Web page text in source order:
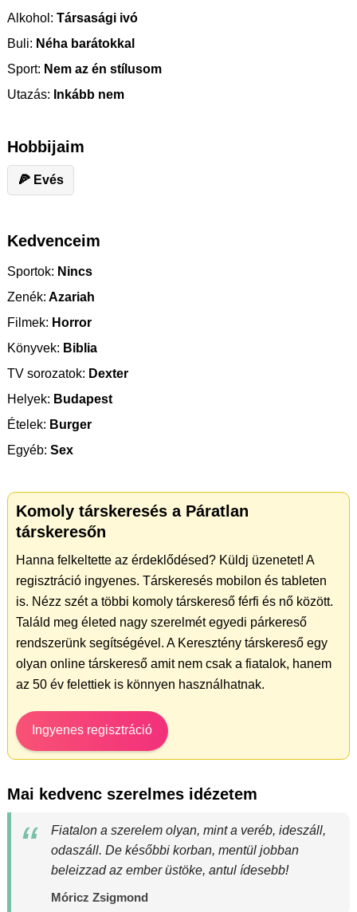
Alkohol: Társasági ivó
Buli: Néha barátokkal
Sport: Nem az én stílusom
Utazás: Inkább nem
Hobbijaim
🍕 ️Evés
Kedvenceim
Sportok: Nincs
Zenék: Azariah
Filmek: Horror
Könyvek: Biblia
TV sorozatok: Dexter
Helyek: Budapest
Ételek: Burger
Egyéb: Sex
Komoly társkeresés a Páratlan
társkeresőn
Hanna felkeltette az érdeklődésed? Küldj üzenetet! A
regisztráció ingyenes. Társkeresés mobilon és tableten
is. Nézz szét a többi komoly társkereső férfi és nő között.
Találd meg életed nagy szerelmét egyedi párkereső
rendszerünk segítségével. A Keresztény társkereső egy
olyan online társkereső amit nem csak a fiatalok, hanem
az 50 év felettiek is könnyen használhatnak.
Ingyenes regisztráció
Mai kedvenc szerelmes idézetem
Fiatalon a szerelem olyan, mint a veréb, ideszáll,
odaszáll. De későbbi korban, mentül jobban
beleizzad az ember üstöke, antul ídesebb!
Móricz Zsigmond